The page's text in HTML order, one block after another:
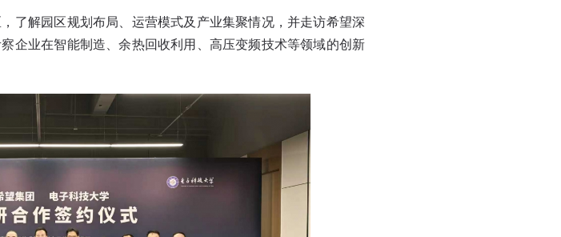
解园区规划布局、运营模式及产业集聚情况，并走访希望深
企业在智能制造、余热回收利用、高压变频技术等领域的创新